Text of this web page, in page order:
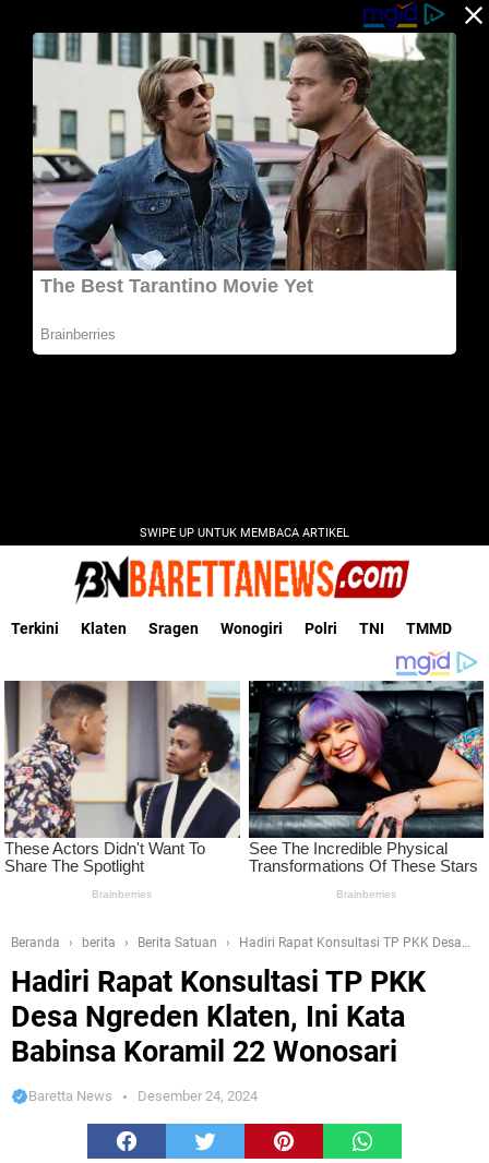
SWIPE UP UNTUK MEMBACA ARTIKEL
Terkini Klaten Sragen Wonogiri Polri TNI TMMD
Beranda berita Berita Satuan
Hadiri Rapat Konsultasi TP PKK Desa
Hadiri Rapat Konsultasi TP PKK
Desa Ngreden Klaten, Ini Kata
Babinsa Koramil 22 Wonosari
Baretta News Desember 24, 2024